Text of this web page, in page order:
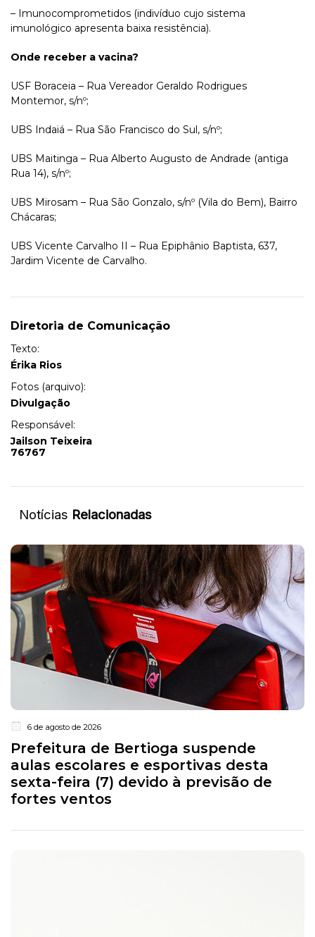
– Imunocomprometidos (indivíduo cujo sistema
imunológico apresenta baixa resistência).
Onde receber a vacina?
USF Boraceia – Rua Vereador Geraldo Rodrigues
Montemor, s/nº;
UBS Indaiá – Rua São Francisco do Sul, s/nº;
UBS Maitinga – Rua Alberto Augusto de Andrade (antiga
Rua 14), s/nº;
UBS Mirosam – Rua São Gonzalo, s/nº (Vila do Bem), Bairro
Chácaras;
UBS Vicente Carvalho II – Rua Epiphânio Baptista, 637,
Jardim Vicente de Carvalho.
Diretoria de Comunicação
Texto:
Érika Rios
Fotos (arquivo):
Divulgação
Responsável:
Jailson Teixeira
76767
Notícias Relacionadas
6 de agosto de 2026
Prefeitura de Bertioga suspende
aulas escolares e esportivas desta
sexta-feira (7) devido à previsão de
fortes ventos